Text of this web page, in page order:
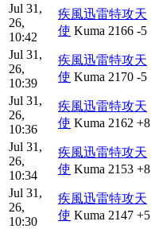
Jul 31,
26,
10:42
疾風迅雷特攻天
使 Kuma 2166 -5
Jul 31,
26,
10:39
疾風迅雷特攻天
使 Kuma 2170 -5
Jul 31,
26,
10:36
疾風迅雷特攻天
使 Kuma 2162 +8
Jul 31,
26,
10:34
疾風迅雷特攻天
使 Kuma 2153 +8
Jul 31,
26,
10:30
疾風迅雷特攻天
使 Kuma 2147 +5